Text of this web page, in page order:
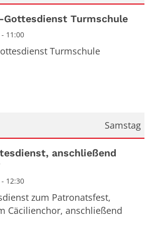
2026
Gottesdienst Turmschule
11:00
Turmschule
Samstag
2026
anschließend
12:30
zum Patronatsfest,
Cäcilienchor, anschließend